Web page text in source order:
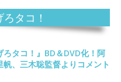
タコ！
ろタコ！』BD＆DVD化！阿
、三木聡監督よりコメント